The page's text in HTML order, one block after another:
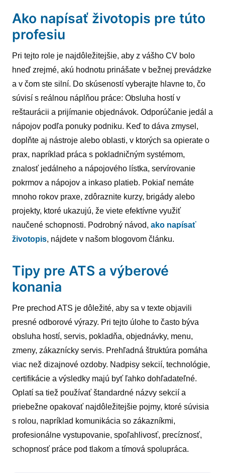
Ako napísať životopis pre túto
profesiu
Pri tejto role je najdôležitejšie, aby z vášho CV bolo
hneď zrejmé, akú hodnotu prinášate v bežnej prevádzke
a v čom ste silní. Do skúseností vyberajte hlavne to, čo
súvisí s reálnou náplňou práce: Obsluha hostí v
reštaurácii a prijímanie objednávok. Odporúčanie jedál a
nápojov podľa ponuky podniku. Keď to dáva zmysel,
doplňte aj nástroje alebo oblasti, v ktorých sa opierate o
prax, napríklad práca s pokladničným systémom,
znalosť jedálneho a nápojového lístka, servírovanie
pokrmov a nápojov a inkaso platieb. Pokiaľ nemáte
mnoho rokov praxe, zdôraznite kurzy, brigády alebo
projekty, ktoré ukazujú, že viete efektívne využiť
naučené schopnosti. Podrobný návod, ako napísať
životopis, nájdete v našom blogovom článku.
Tipy pre ATS a výberové
konania
Pre prechod ATS je dôležité, aby sa v texte objavili
presné odborové výrazy. Pri tejto úlohe to často býva
obsluha hostí, servis, pokladňa, objednávky, menu,
zmeny, zákaznícky servis. Prehľadná štruktúra pomáha
viac než dizajnové ozdoby. Nadpisy sekcií, technológie,
certifikácie a výsledky majú byť ľahko dohľadateľné.
Oplatí sa tiež používať štandardné názvy sekcií a
priebežne opakovať najdôležitejšie pojmy, ktoré súvisia
s rolou, napríklad komunikácia so zákazníkmi,
profesionálne vystupovanie, spoľahlivosť, precíznosť,
schopnosť práce pod tlakom a tímová spolupráca.